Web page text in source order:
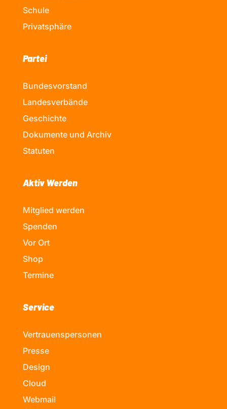
Schule
Privatsphäre
Partei
Bundesvorstand
Landesverbände
Geschichte
Dokumente und Archiv
Statuten
Aktiv Werden
Mitglied werden
Spenden
Vor Ort
Shop
Termine
Service
Vertrauenspersonen
Presse
Design
Cloud
Webmail